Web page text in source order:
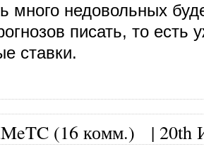
много недовольных
писать, то есть
ставки.
(16 комм.) | 20th